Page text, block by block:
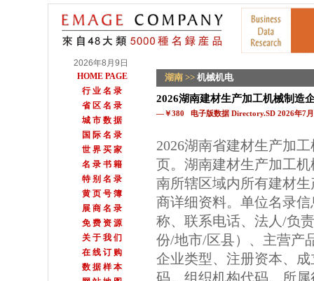
2026年8月9日
HOME PAGE
行 业 名 录
省 区 名 录
城 市 数 据
国 际 名 录
世 界 买 家
名 录 书 籍
特 别 名 录
黄 页 号 簿
展 商 名 录
免 费 资 源
关 于 我 们
在 线 订 购
数 据 样 本
湖南 >> 机械机电
2026湖南建材生产加工机械制造
—￥380 电子版数据 Directory.SD 2026年7
2026湖南省建材生产加
页。湖南建材生产加工
南所辖区域内所有建材
商详细资料。单位名录
称、联系电话、法人/负
份/地市/区县）、主营产
企业类型、注册资本、
码、组织机构代码、所